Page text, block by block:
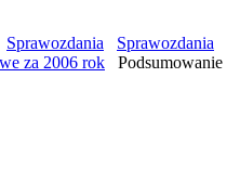
Sprawozdania
Sprawozdania
za 2006 rok Podsumowanie